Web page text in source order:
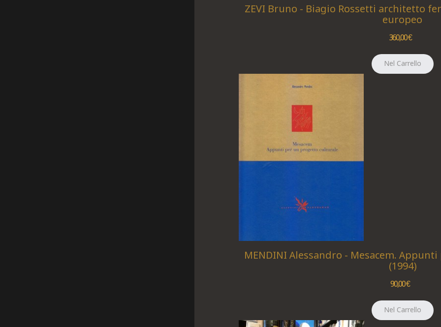
ZEVI Bruno - Biagio Rossetti architetto
europeo
360,00 €
MENDINI Alessandro - Mesacem.
(1994)
90,00 €